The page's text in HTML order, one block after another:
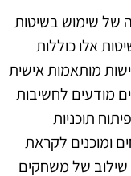
של שימוש בשיטות
אלו כוללות
מותאמות אישית
מודעים לחשיבות
תוכניות
ומוכנים לקראת
שילוב של משחקים